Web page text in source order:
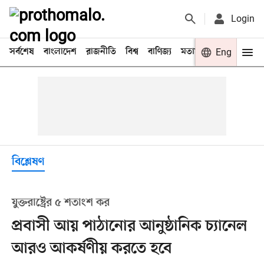
Login
সর্বশেষ বাংলাদেশ রাজনীতি বিশ্ব বাণিজ্য মতামত খেলা
Eng
বিশ্লেষণ
যুক্তরাষ্ট্রের ৫ শতাংশ কর
প্রবাসী আয় পাঠানোর আনুষ্ঠানিক চ্যানেল
আরও আকর্ষণীয় করতে হবে